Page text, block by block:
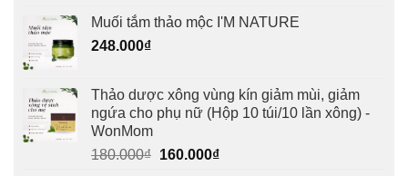
Muối tắm thảo mộc I'M NATURE
248.000₫
Thảo dược xông vùng kín giảm mùi, giảm
ngứa cho phụ nữ (Hộp 10 túi/10 lần xông) -
WonMom
180.000₫ Giá
160.000₫Giá